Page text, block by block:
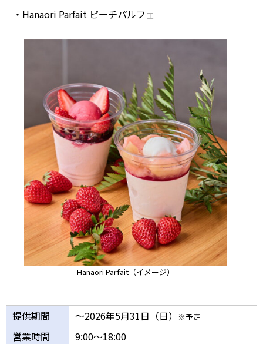
・Hanaori Parfait ピーチパルフェ
Hanaori Parfait（イメージ）
提供期間 ～2026年5月31日（日） ※予定
営業時間
9:00～18:00